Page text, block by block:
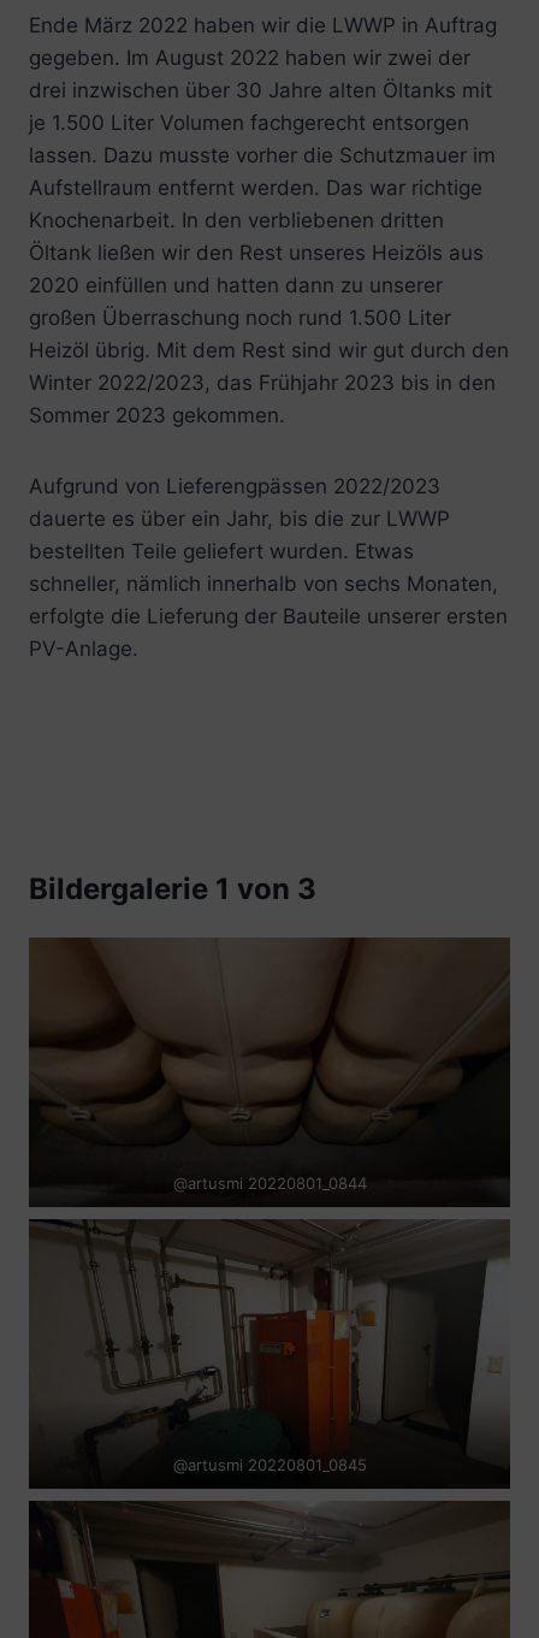
Ende März 2022 haben wir die LWWP in Auftrag
gegeben. Im August 2022 haben wir zwei der
drei inzwischen über 30 Jahre alten Öltanks mit
je 1.500 Liter Volumen fachgerecht entsorgen
lassen. Dazu musste vorher die Schutzmauer im
Aufstellraum entfernt werden. Das war richtige
Knochenarbeit. In den verbliebenen dritten
Öltank ließen wir den Rest unseres Heizöls aus
2020 einfüllen und hatten dann zu unserer
großen Überraschung noch rund 1.500 Liter
Heizöl übrig. Mit dem Rest sind wir gut durch den
Winter 2022/2023, das Frühjahr 2023 bis in den
Sommer 2023 gekommen.
Aufgrund von Lieferengpässen 2022/2023
dauerte es über ein Jahr, bis die zur LWWP
bestellten Teile geliefert wurden. Etwas
schneller, nämlich innerhalb von sechs Monaten,
erfolgte die Lieferung der Bauteile unserer ersten
PV-Anlage.
Bildergalerie 1 von 3
@artusmi 20220801_0844
@artusmi 20220801_0845